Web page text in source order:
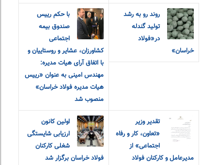
روند رو به رشد
تولید گندله
در«فولاد
خراسان»
با حکم رییس
صندوق بیمه
اجتماعی
کشاورزان، عشایر و روستاییان و
با اتفاق آرای هیات مدیره:
مهندس امینی به عنوان «رییس
هیات مدیره فولاد خراسان»
منصوب شد
تقدیر وزیر
«تعاون، کار و رفاه
اجتماعی» از
مدیرعامل و کارکنان فولاد
اولین کانون
ارزیابی شایستگی
شغلی کارکنان
فولاد خراسان برگزار شد